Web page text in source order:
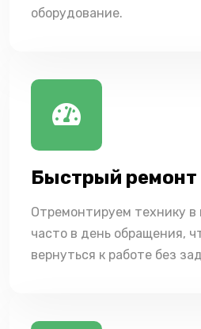
оборудование.
Быстрый ремонт
Отремонтируем технику в
часто в день обращения,
вернуться к работе без